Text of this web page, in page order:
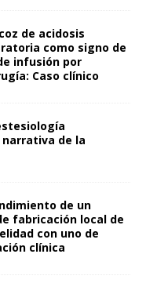
de acidosis
como signo de
infusión por
Caso clínico
de la
de un
fabricación local de
con uno de
clínica